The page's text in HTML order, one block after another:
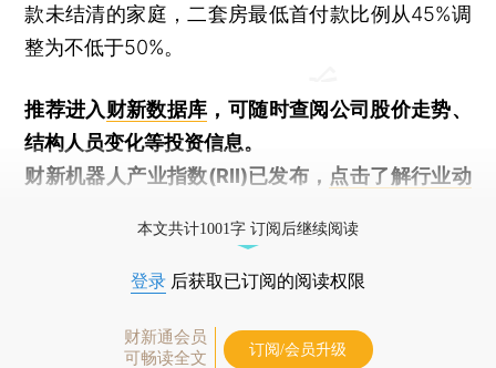
款未结清的家庭，二套房最低首付款比例从45%调
整为不低于50%。
推荐进入财新数据库 ，可随时查阅公司股价走势、
结构人员变化等投资信息。
财新机器人产业指数(RII)已发布， 点击了解行业动
本文共计1001字 订阅后继续阅读
登录 后获取已订阅的阅读权限
财新通会员
可畅读全文
订阅/会员升级